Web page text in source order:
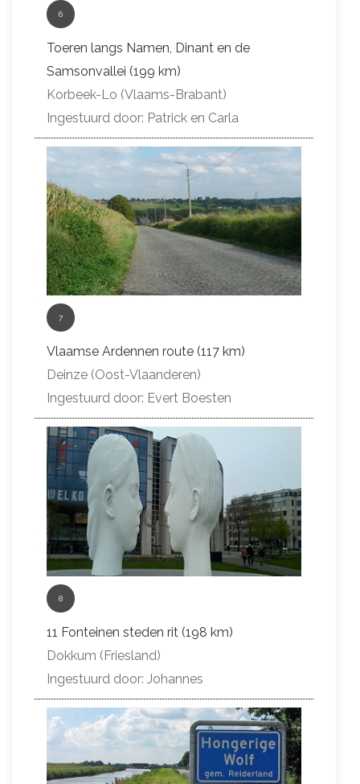
6
Toeren langs Namen, Dinant en de
Samsonvallei (199 km)
Korbeek-Lo (Vlaams-Brabant)
Ingestuurd door: Patrick en Carla
7
Vlaamse Ardennen route (117 km)
Deinze (Oost-Vlaanderen)
Ingestuurd door: Evert Boesten
8
11 Fonteinen steden rit (198 km)
Dokkum (Friesland)
Ingestuurd door: Johannes